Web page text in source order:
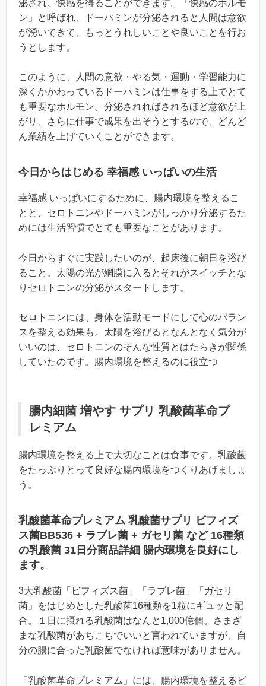
泌され、快感を得ることができます。「快感のホルモ
ン」と呼ばれ、ドーパミンが分泌されると人間は意欲
が湧いてきて、もっとうれしいことや良いことを行お
うとします。
このように、人間の意欲・やる気・運動・学習能力に
深くかかわっているドーパミンは仕事をする上でとて
も重要なホルモン。分泌されればされるほど意欲が上
がり、さらに仕事で成果を出そうとするので、どんど
ん業績を上げていくことができます。
今日からはじめる 幸福感 いっぱいの生活
幸福感 いっぱいにするために、腸内環境を整えるこ
とと、セロトニンやドーパミンがしっかり分泌するた
めには生活習慣でとても重要なことがあります。
今日からすぐに実践したいのが、起床後に朝日を浴び
ること。太陽の光が網膜に入るとそれがスイッチとな
りセロトニンの分泌がスタートします。
セロトニンには、身体を活動モードにして心のバラン
スを整える効果も。太陽を浴びるとなんとなく気分が
いいのは、セロトニンのそんな性質とはたらきが関係
していたのです。腸内環境を整えるのに役立つ
腸内細菌 増やす サプリ 乳酸菌革命プ
レミアム
腸内環境を整える上で大切なことは食事です。乳酸菌
をたっぷりとって良好な腸内環境をつくりあげましょ
う。
乳酸菌革命プレミアム 乳酸菌サプリ ビフィズ
ス菌BB536 + ラブレ菌 + ガセリ菌 など 16種類
の乳酸菌 31日分商品詳細 腸内環境を良好にし
ます。
3大乳酸菌「ビフィズス菌」「ラブレ菌」「ガセリ
菌」をはじめとした乳酸菌16種類を1粒にギュッと配
合。１日に摂れる乳酸菌はなんと1,000億個。さまざ
まな乳酸菌があちこちでいいと言われていますが、自
分の腸に合った乳酸菌でなければ意味がありません。
「乳酸菌革命プレミアム」には、腸内環境を整えるビ